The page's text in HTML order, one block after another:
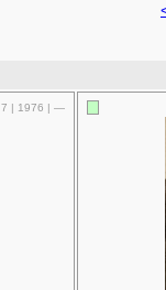
7 | 1976 | —